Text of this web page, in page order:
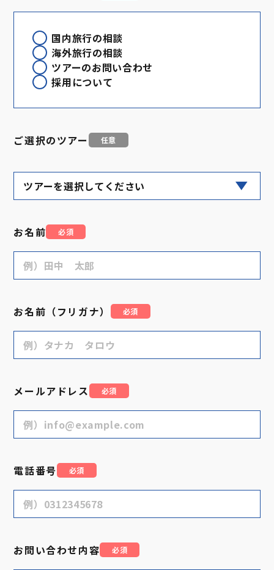
国内旅行の相談
海外旅行の相談
ツアーのお問い合わせ
採用について
ご選択のツアー 任意
お名前 必須
お名前（フリガナ） 必須
メールアドレス 必須
電話番号 必須
お問い合わせ内容 必須